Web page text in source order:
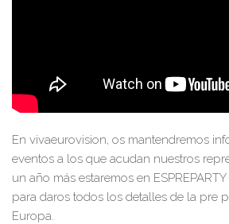
En vivaeurovision, os mantendremos
eventos a los que acudan nuestros
un año más estaremos en
para daros todos los detalles de la pre
Europa.